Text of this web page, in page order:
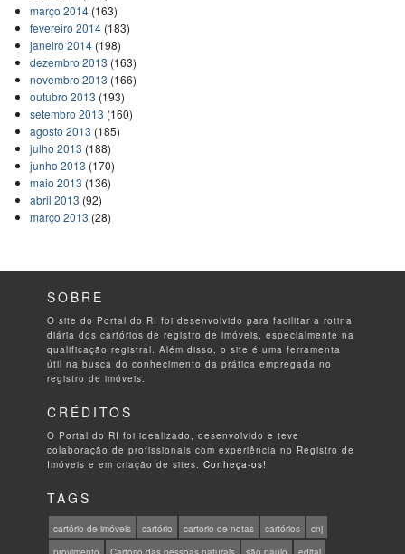
março 2014(163)
fevereiro 2014(183)
janeiro 2014(198)
dezembro 2013 (163)
novembro 2013 (166)
outubro 2013 (193)
setembro 2013 (160)
agosto 2013 (185)
julho 2013 (188)
junho 2013 (170)
maio 2013 (136)
abril 2013 (92)
março 2013 (28)
SOBRE
O site do Portal do RI foi desenvolvido para facilitar a rotina
diária dos cartórios de registro de imóveis, especialmente na
qualificação registral. Além disso, o site é uma ferramenta
útil na busca do conhecimento da prática empregada no
registro de imóveis.
CRÉDITOS
O Portal do RI foi idealizado, desenvolvido e teve
colaboração de profissionais com experiência no Registro de
Imóveis e em criação de sites.Conheça-os!
TAGS
cartório de imóveis cartório cartório de notas cartórios
cnj